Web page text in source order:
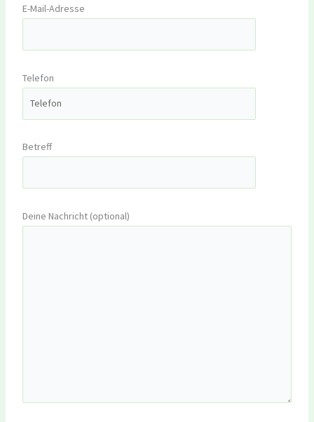
E-Mail-Adresse
Telefon
Betreff
Deine Nachricht (optional)